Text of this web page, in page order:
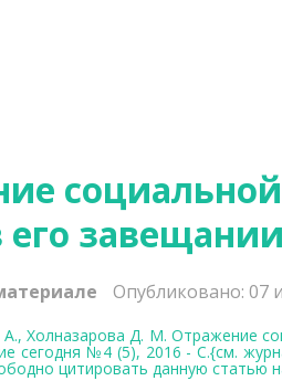
его завещании
Опубликовано: 07
Холназарова Д. М. Отражение
сегодня №4 (5), 2016 - С.{см.
цитировать данную статью